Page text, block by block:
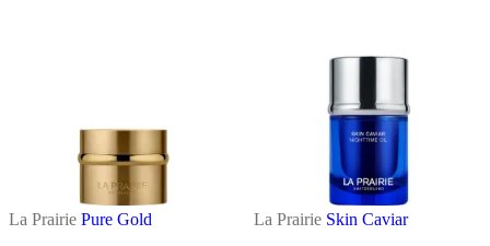
La Prairie Pure Gold
La Prairie Skin Caviar